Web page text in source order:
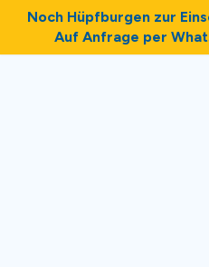
Noch Hüpfburgen zur
Auf Anfrage per